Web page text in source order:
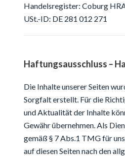
Handelsregister: Coburg
USt.-ID: DE 281 012 271
Haftungsausschluss –
Die Inhalte unserer Seiten
Sorgfalt erstellt. Für die
und Aktualität der Inhalte
Gewähr übernehmen. Als
gemäß § 7 Abs.1 TMG für
auf diesen Seiten nach den